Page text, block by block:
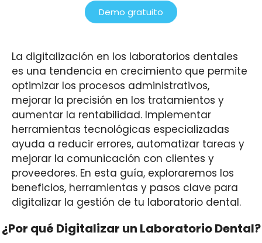
Demo gratuito
La digitalización en los laboratorios dentales
es una tendencia en crecimiento que permite
optimizar los procesos administrativos,
mejorar la precisión en los tratamientos y
aumentar la rentabilidad. Implementar
herramientas tecnológicas especializadas
ayuda a reducir errores, automatizar tareas y
mejorar la comunicación con clientes y
proveedores. En esta guía, exploraremos los
beneficios, herramientas y pasos clave para
digitalizar la gestión de tu laboratorio dental.
¿Por qué Digitalizar un Laboratorio Dental?